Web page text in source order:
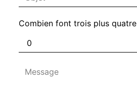
Combien font trois plus quatre